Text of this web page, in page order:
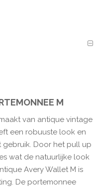
M
van antique vintage
een robuuste look en
Door het pull up
wat de natuurlijke look
Avery Wallet M is
De portemonnee